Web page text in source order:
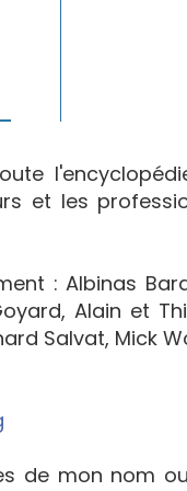
et les
: Albinas
Alain et
Salvat, Mick
de mon nom